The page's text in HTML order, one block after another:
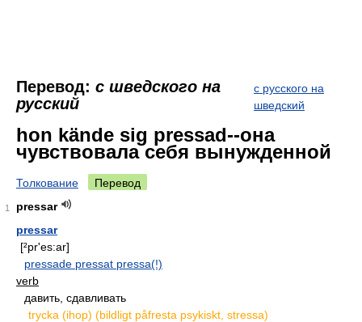
Перевод: с шведского на
русский
с русского на
шведский
hon kände sig pressad--она
чувствовала себя вынужденной
Толкование Перевод
1
pressar
pressar
[²pr'es:ar]
pressade pressat pressa(!)
verb
давить, сдавливать
trycka (ihop) (bildligt påfresta psykiskt, stressa)